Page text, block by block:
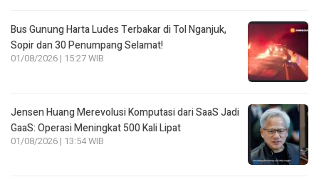
Bus Gunung Harta Ludes Terbakar di Tol Nganjuk,
Sopir dan 30 Penumpang Selamat!
01/08/2026 | 15:27 WIB
Jensen Huang Merevolusi Komputasi dari SaaS Jadi
GaaS: Operasi Meningkat 500 Kali Lipat
01/08/2026 | 13:54 WIB